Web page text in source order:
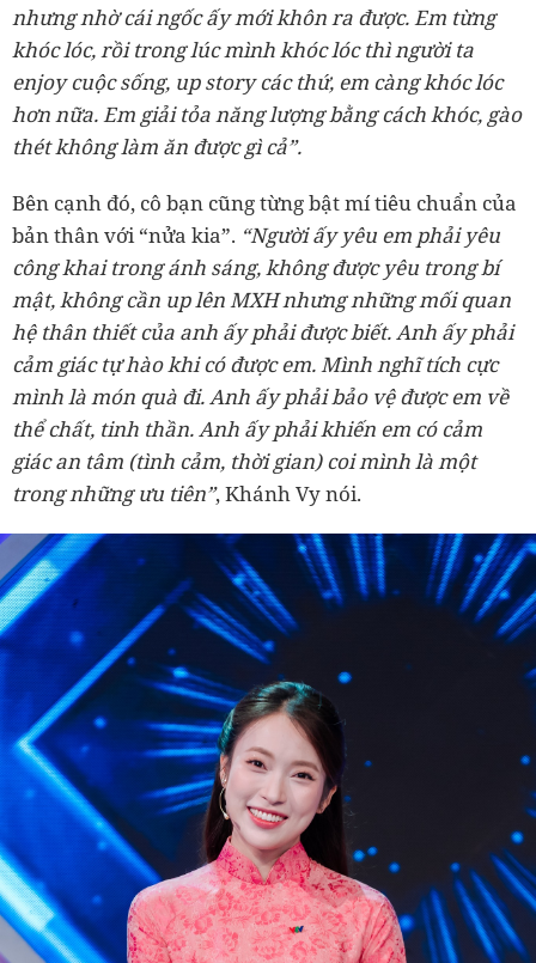
nhưng nhờ cái ngốc ấy mới khôn ra được. Em từng
khóc lóc, rồi trong lúc mình khóc lóc thì người ta
enjoy cuộc sống, up story các thứ, em càng khóc lóc
hơn nữa. Em giải tỏa năng lượng bằng cách khóc, gào
thét không làm ăn được gì cả”.
Bên cạnh đó, cô bạn cũng từng bật mí tiêu chuẩn của
bản thân với “nửa kia”. “Người ấy yêu em phải yêu
công khai trong ánh sáng, không được yêu trong bí
mật, không cần up lên MXH nhưng những mối quan
hệ thân thiết của anh ấy phải được biết. Anh ấy phải
cảm giác tự hào khi có được em. Mình nghĩ tích cực
mình là món quà đi. Anh ấy phải bảo vệ được em về
thể chất, tinh thần. Anh ấy phải khiến em có cảm
giác an tâm (tình cảm, thời gian) coi mình là một
trong những ưu tiên”, Khánh Vy nói.